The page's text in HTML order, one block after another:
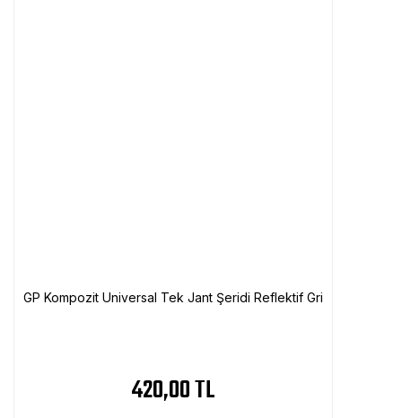
GP Kompozit Universal Tek Jant Şeridi Reflektif Gri
420,00 TL